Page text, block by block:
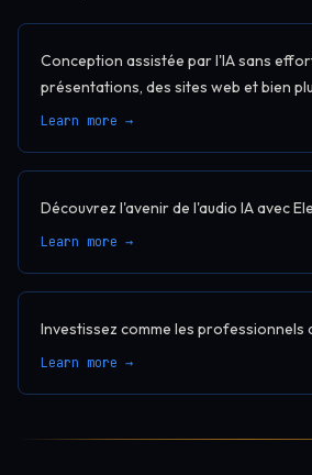
Conception assistée par l'IA sans
présentations, des sites web et bien
Learn more →
Découvrez l'avenir de l'audio IA avec
Learn more →
Investissez comme les professionnels
Learn more →